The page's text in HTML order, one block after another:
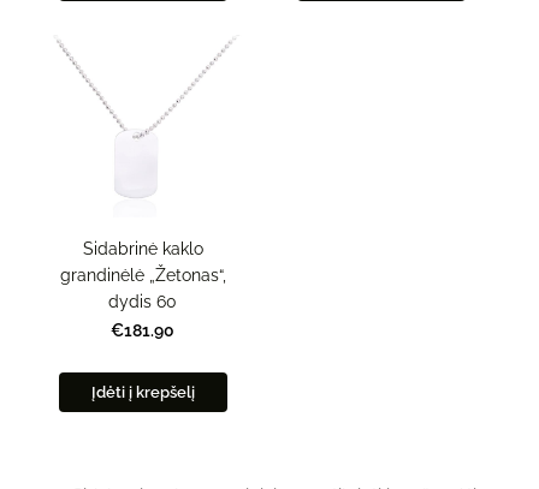
Sidabrinė kaklo
grandinėlė „Žetonas“,
dydis 60
€181.90
Įdėti į krepšelį